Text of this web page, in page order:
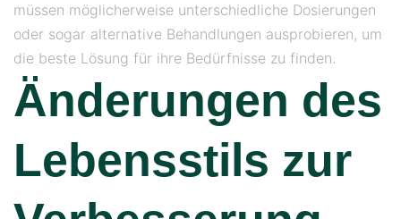
müssen möglicherweise unterschiedliche Dosierungen
oder sogar alternative Behandlungen ausprobieren, um
die beste Lösung für ihre Bedürfnisse zu finden.
Änderungen des
Lebensstils zur